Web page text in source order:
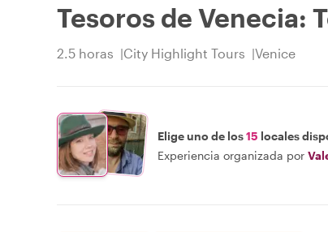
Tesoros de Venecia:
2.5 horas City Highlight Tours Venice
Elige uno de los15 locales
Experiencia organizada por